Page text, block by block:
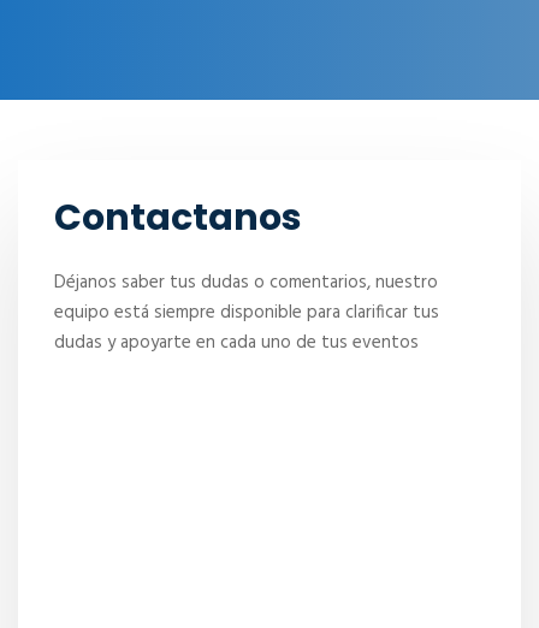
Contactanos
Déjanos saber tus dudas o comentarios, nuestro
equipo está siempre disponible para clarificar tus
dudas y apoyarte en cada uno de tus eventos